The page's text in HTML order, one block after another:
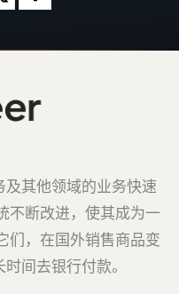
其他领域的业务快速
不断改进，使其成为一
们，在国外销售商品变
间去银行付款。